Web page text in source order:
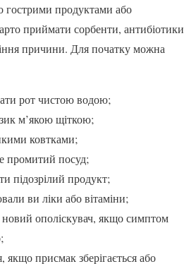
гострими продуктами або
приймати сорбенти, антибіотики
причини. Для початку можна
рот чистою водою;
м’якою щіткою;
ковтками;
промитий посуд;
підозрілий продукт;
ви ліки або вітаміни;
ополіскувач, якщо симптом
якщо присмак зберігається або